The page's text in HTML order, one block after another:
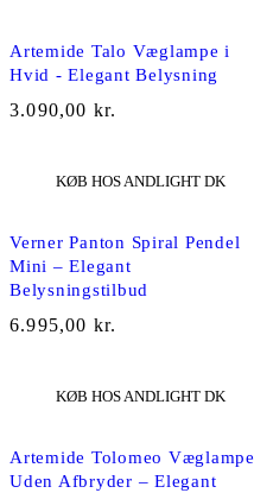
Artemide Talo Væglampe i
Hvid - Elegant Belysning
3.090,00 kr.
KØB HOS ANDLIGHT DK
Verner Panton Spiral Pendel
Mini – Elegant
Belysningstilbud
6.995,00 kr.
KØB HOS ANDLIGHT DK
Artemide Tolomeo Væglampe
Uden Afbryder – Elegant